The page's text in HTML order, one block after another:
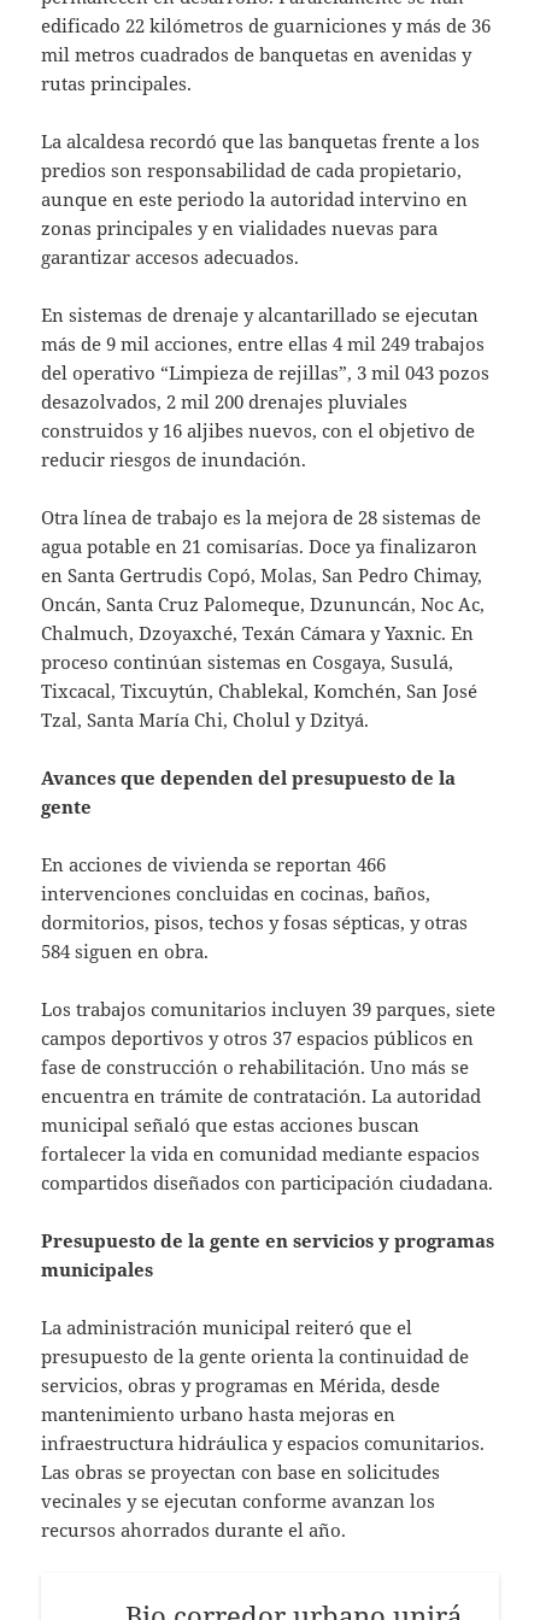
edificado 22 kilómetros de guarniciones y más de 36
mil metros cuadrados de banquetas en avenidas y
rutas principales.
La alcaldesa recordó que las banquetas frente a los
predios son responsabilidad de cada propietario,
aunque en este periodo la autoridad intervino en
zonas principales y en vialidades nuevas para
garantizar accesos adecuados.
En sistemas de drenaje y alcantarillado se ejecutan
más de 9 mil acciones, entre ellas 4 mil 249 trabajos
del operativo “Limpieza de rejillas”, 3 mil 043 pozos
desazolvados, 2 mil 200 drenajes pluviales
construidos y 16 aljibes nuevos, con el objetivo de
reducir riesgos de inundación.
Otra línea de trabajo es la mejora de 28 sistemas de
agua potable en 21 comisarías. Doce ya finalizaron
en Santa Gertrudis Copó, Molas, San Pedro Chimay,
Oncán, Santa Cruz Palomeque, Dzununcán, Noc Ac,
Chalmuch, Dzoyaxché, Texán Cámara y Yaxnic. En
proceso continúan sistemas en Cosgaya, Susulá,
Tixcacal, Tixcuytún, Chablekal, Komchén, San José
Tzal, Santa María Chi, Cholul y Dzityá.
Avances que dependen del presupuesto de la
gente
En acciones de vivienda se reportan 466
intervenciones concluidas en cocinas, baños,
dormitorios, pisos, techos y fosas sépticas, y otras
584 siguen en obra.
Los trabajos comunitarios incluyen 39 parques, siete
campos deportivos y otros 37 espacios públicos en
fase de construcción o rehabilitación. Uno más se
encuentra en trámite de contratación. La autoridad
municipal señaló que estas acciones buscan
fortalecer la vida en comunidad mediante espacios
compartidos diseñados con participación ciudadana.
Presupuesto de la gente en servicios y programas
municipales
La administración municipal reiteró que el
presupuesto de la gente orienta la continuidad de
servicios, obras y programas en Mérida, desde
mantenimiento urbano hasta mejoras en
infraestructura hidráulica y espacios comunitarios.
Las obras se proyectan con base en solicitudes
vecinales y se ejecutan conforme avanzan los
recursos ahorrados durante el año.